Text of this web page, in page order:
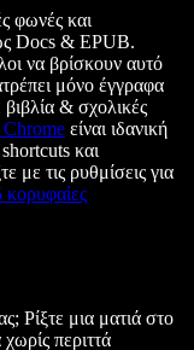
φωνές και
Docs & EPUB.
να βρίσκουν αυτό
μόνο έγγραφα
& σχολικές
Chrome είναι ιδανική
και
με τις ρυθμίσεις για
κορυφαίες
Ρίξτε μια ματιά στο
περιττά